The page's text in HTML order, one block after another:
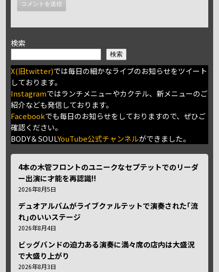
検索
検索
X(旧twitter)では毎日の細かなライブのお知らせをツイート
しております。
Instagramではランチメニューやカクテル、新メニューのご
紹介なども発信しております。
Facebookでも毎日のお知らせをしておりますので、ぜひご
確認ください。
BODY＆SOULYouTube公式チャンネルができました。
4本の木管フロントのユニークなセプテットでのリーダ
ー出演に才能を再認識!!
2026年8月5日
デュオアルバムがライブクァルテットで演奏された｢流
れ｣のいいステージ
2026年8月4日
ビッグバンドの迫力ある演奏に満々席の店内は大盛況
で大盛り上がり
2026年8月3日